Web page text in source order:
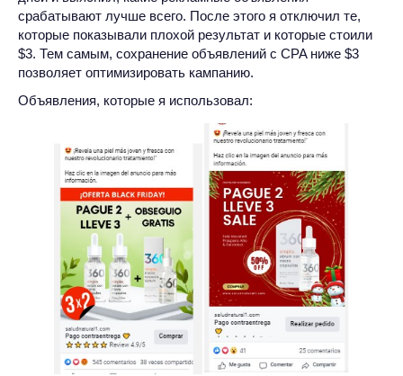
срабатывают лучше всего. После этого я отключил те,
которые показывали плохой результат и которые стоили
$3. Тем самым, сохранение объявлений с CPA ниже $3
позволяет оптимизировать кампанию.
Объявления, которые я использовал: